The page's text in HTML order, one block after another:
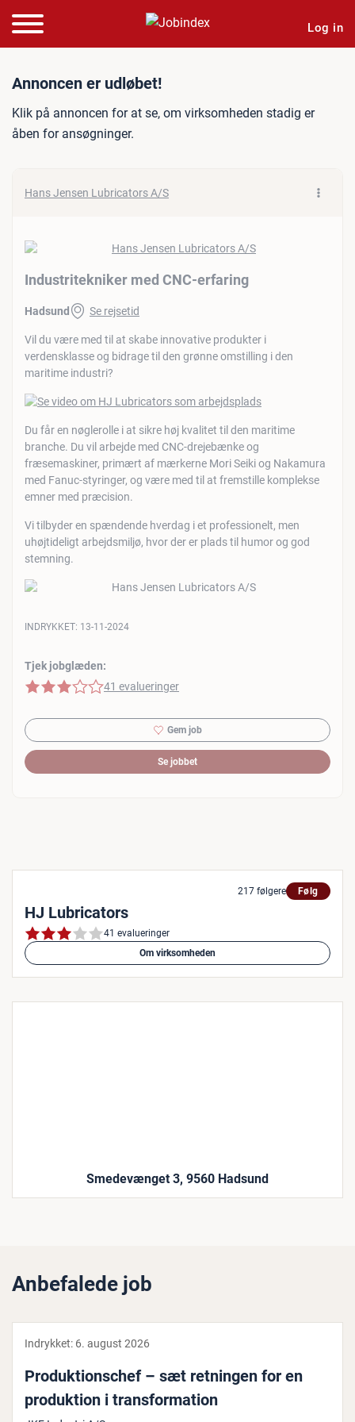
Log in
Jobannonce:
Annoncen er udløbet!
Klik på annoncen for at se, om virksomheden stadig er
åben for ansøgninger.
Hans Jensen Lubricators A/S
Industritekniker med CNC-erfaring
Hadsund Se rejsetid
Vil du være med til at skabe innovative produkter i
verdensklasse og bidrage til den grønne omstilling i den
maritime industri?
Du får en nøglerolle i at sikre høj kvalitet til den maritime
branche. Du vil arbejde med CNC-drejebænke og
fræsemaskiner, primært af mærkerne Mori Seiki og Nakamura
med Fanuc-styringer, og være med til at fremstille komplekse
emner med præcision.
Vi tilbyder en spændende hverdag i et professionelt, men
uhøjtideligt arbejdsmiljø, hvor der er plads til humor og god
stemning.
Tjek jobglæden:
3 af 5 stjerner
41 evalueringer
INDRYKKET: 13-11-2024
Gem job
Se jobbet
217 følgere Følg
HJ Lubricators
41 evalueringer
Om virksomheden
Smedevænget 3, 9560 Hadsund
Anbefalede job
Indrykket: 6. august 2026
Pro­duk­tions­chef – sæt retningen for en
pro­duk­tion i trans­for­ma­tion